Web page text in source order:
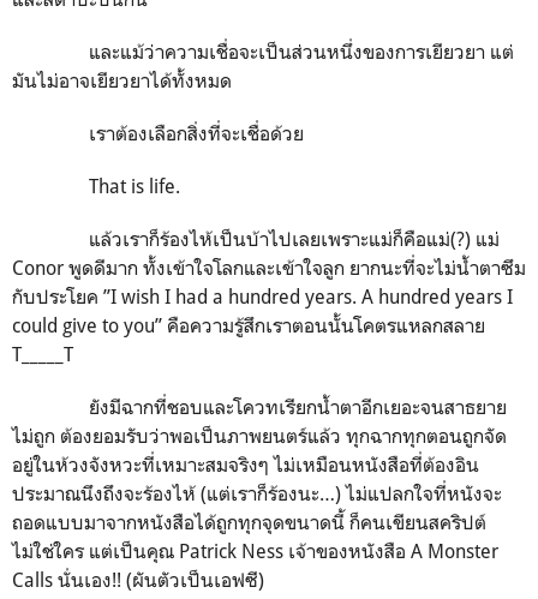
และแม้ว่าความเชื่อจะเป็นส่วนหนึ่งของการเยียวยา แต่
มันไม่อาจเยียวยาได้ทั้งหมด
เราต้องเลือกสิ่งที่จะเชื่อด้วย
That is life.
แล้วเราก็ร้องไห้เป็นบ้าไปเลยเพราะแม่ก็คือแม่(?) แม่
Conor พูดดีมาก ทั้งเข้าใจโลกและเข้าใจลูก ยากนะที่จะไม่น้ำตาซึม
กับประโยค ”I wish I had a hundred years. A hundred years I
could give to you” คือความรู้สึกเราตอนนั้นโคตรแหลกสลาย
T_____T
ยังมีฉากที่ชอบและโควทเรียกน้ำตาอีกเยอะจนสาธยาย
ไม่ถูก ต้องยอมรับว่าพอเป็นภาพยนตร์แล้ว ทุกฉากทุกตอนถูกจัด
อยู่ในห้วงจังหวะที่เหมาะสมจริงๆ ไม่เหมือนหนังสือที่ต้องอิน
ประมาณนึงถึงจะร้องไห้ (แต่เราก็ร้องนะ…) ไม่แปลกใจที่หนังจะ
ถอดแบบมาจากหนังสือได้ถูกทุกจุดขนาดนี้ ก็คนเขียนสคริปต์
ไม่ใช่ใคร แต่เป็นคุณ Patrick Ness เจ้าของหนังสือ A Monster
Calls นั่นเอง!! (ผันตัวเป็นเอฟซี)